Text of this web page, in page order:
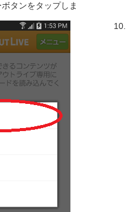
タンをタップしま
10.